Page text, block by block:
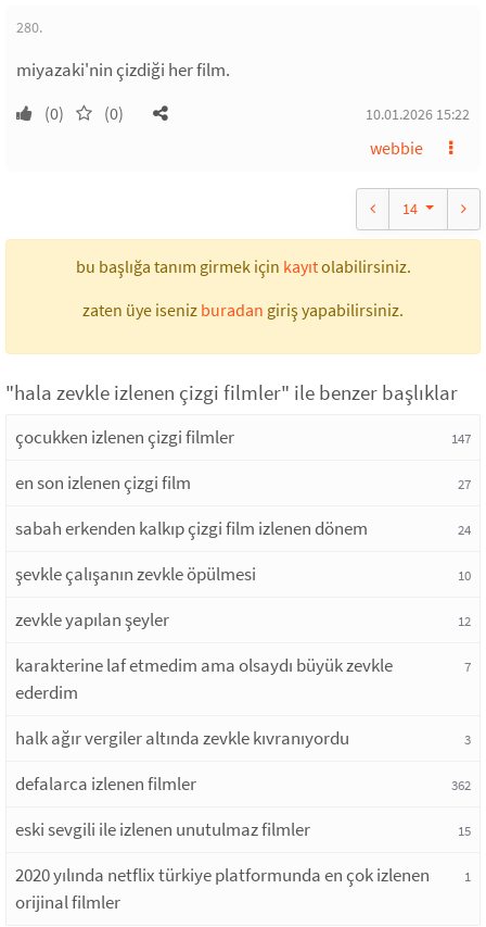
280.
miyazaki'nin çizdiği her film.
(0) (0) 10.01.2026 15:22
webbie
14
bu başlığa tanım girmek için kayıtolabilirsiniz.
zaten üye iseniz buradan giriş yapabilirsiniz.
"hala zevkle izlenen çizgi filmler" ile benzer başlıklar
çocukken izlenen çizgi filmler 147
en son izlenen çizgi film 27
sabah erkenden kalkıp çizgi film izlenen dönem 24
şevkle çalışanın zevkle öpülmesi 10
zevkle yapılan şeyler 12
karakterine laf etmedim ama olsaydı büyük zevkle
ederdim
7
halk ağır vergiler altında zevkle kıvranıyordu 3
defalarca izlenen filmler 362
eski sevgili ile izlenen unutulmaz filmler 15
2020 yılında netflix türkiye platformunda en çok izlenen
orijinal filmler
1